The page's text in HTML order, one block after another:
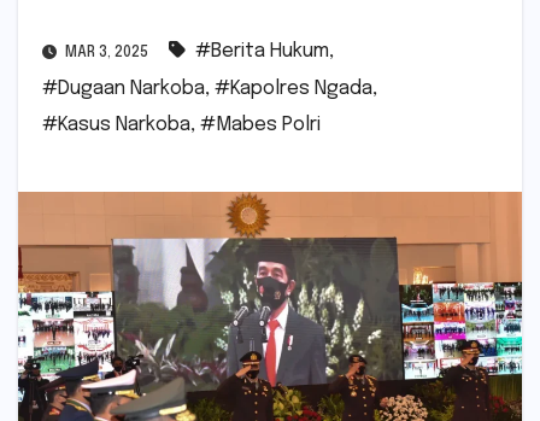
MAR 3, 2025 #Berita Hukum,
#Dugaan Narkoba, #Kapolres Ngada,
#Kasus Narkoba, #Mabes Polri